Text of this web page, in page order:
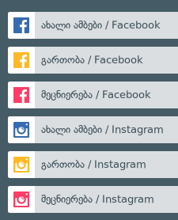
ახალი ამბები / Facebook
გართობა / Facebook
მეცნიერება / Facebook
ახალი ამბები / Instagram
გართობა / Instagram
მეცნიერება / Instagram